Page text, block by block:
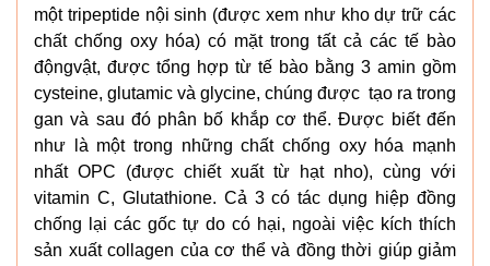
một tripeptide nội sinh (được xem như kho dự trữ các
chất chống oxy hóa) có mặt trong tất cả các tế bào
độngvật, được tổng hợp từ tế bào bằng 3 amin gồm
cysteine, glutamic và glycine, chúng được tạo ra trong
gan và sau đó phân bố khắp cơ thể. Được biết đến
như là một trong những chất chống oxy hóa mạnh
nhất OPC (được chiết xuất từ hạt nho), cùng với
vitamin C, Glutathione. Cả 3 có tác dụng hiệp đồng
chống lại các gốc tự do có hại, ngoài việc kích thích
sản xuất collagen của cơ thể và đồng thời giúp giảm